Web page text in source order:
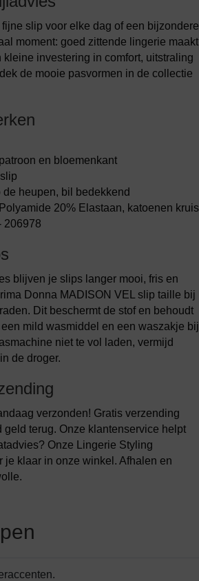
slip voor elke dag of een bijzondere
moment: goed zittende lingerie maakt
kleine investering in comfort, uitstraling
de mooie pasvormen in de collectie
en bloemenkant
de heupen, bil bedekkend
20% Elastaan, katoenen kruis
206978
blijven je slips langer mooi, fris en
Donna MADISON VEL slip taille bij
Dit beschermt de stof en behoudt
mild wasmiddel en een waszakje bij
niet te vol laden, vermijd
de droger.
verzonden! Gratis verzending
geld terug. Onze klantenservice helpt
Onze Lingerie Styling
je klaar in onze winkel. Afhalen en